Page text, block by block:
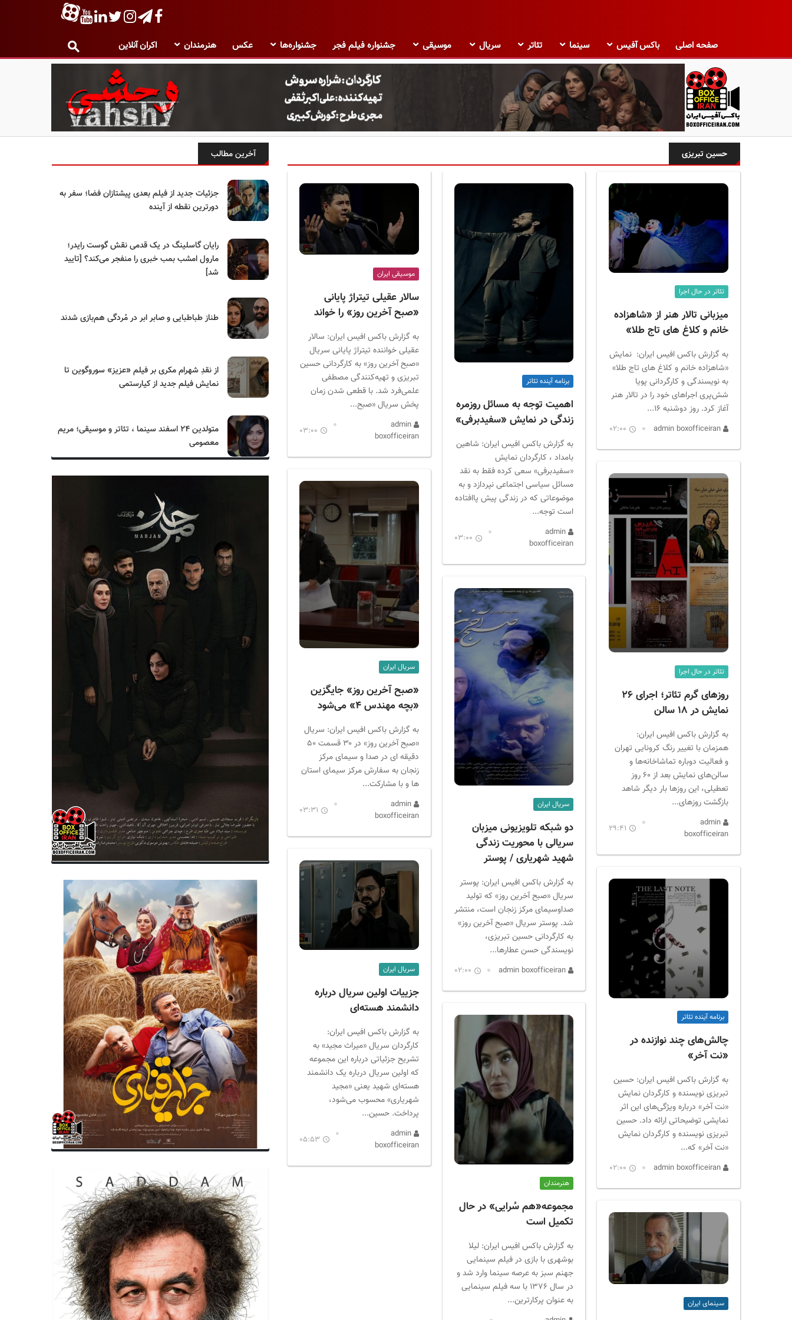
صفحه اصلی باکس آفیس سینما تئاتر سریال موسیقی جشنواره فیلم فجر جشنواره‌ها عکس هنرمندان اکران آنلاین
ب
ک
س
حسین تبریزی
تئاتر در حال اجرا
میزبانی تالار هنر از «شاهزاده
خانم و کلاغ های تاج طلا»
به گزارش باکس افیس ایران: نمایش
«شاهزاده خانم و کلاغ های تاج طلا»
به نویسندگی و کارگردانی پویا
شش‌پری اجراهای خود را در تالار هنر
آغاز کرد. روز دوشنبه ۱۶...
02:00
تئاتر در حال اجرا
روزهای گرم تئاتر؛ اجرای ۲۶
نمایش در ۱۸ سالن
به گزارش باکس افیس ایران:
همزمان با تغییر رنگ کرونایی تهران
و فعالیت دوباره تماشاخانه‌ها و
سالن‌های نمایش بعد از ۶۰ روز
تعطیلی، این روزها بار دیگر شاهد
بازگشت روزهای...
admin
boxofficeiran
29:41
برنامه آینده تئاتر
چالش‌های چند نوازنده در
«نت آخر»
به گزارش باکس افیس ایران: حسین
تبریزی نویسنده و کارگردان نمایش
«نت آخر» درباره ویژگی‌های این اثر
نمایشی توضیحاتی ارائه داد. حسین
تبریزی نویسنده و کارگردان نمایش
«نت آخر» که...
02:00
سینمای ایران
برنامه آینده تئاتر
اهمیت توجه به مسائل روزمره
زندگی در نمایش «سفیدبرفی»
به گزارش باکس افیس ایران: شاهین
بامداد ، کارگردان نمایش
«سفیدبرفی» سعی کرده فقط به نقد
مسائل سیاسی اجتماعی نپردازد و به
موضوعاتی که در زندگی پیش پاافتاده
است توجه...
admin
boxofficeiran
03:00
سریال ایران
دو شبکه تلویزیونی میزبان
سریالی با محوریت زندگی
شهید شهریاری / پوستر
به گزارش باکس افیس ایران: پوستر
سریال «صبح آخرین روز» که تولید
صداوسیمای مرکز زنجان است، منتشر
شد. پوستر سریال «صبح آخرین روز»
به کارگردانی حسین تبریزی،
نویسندگی حسن عطار‌ها...
admin boxofficeiran
02:00
هنرمندان
مجموعه«هم سُرایی» در حال
تکمیل است
به گزارش باکس افیس ایران: لیلا
بوشهری با بازی در فیلم سینمایی
جهنم سبز به عرصه سینما وارد شد و
در سال ۱۳۷۶ با سه فیلم سینمایی
به عنوان پرکارترین...
موسیقی ایران
سالار عقیلی تیتراژ پایانی
«صبح آخرین روز» را خواند
به گزارش باکس افیس ایران: سالار
عقیلی خواننده تیتراژ پایانی سریال
«صبح آخرین روز» به کارگردانی حسین
تبریزی و تهیه‌کنندگی مصطفی
علمی‌فرد شد. با قطعی شدن زمان
پخش سریال «صبح...
admin
boxofficeiran
03:00
سریال ایران
«صبح آخرین روز» جایگزین
«بچه مهندس ۴» می‌شود
به گزارش باکس افیس ایران: سریال
«صبح آخرین روز» در ۳۰ قسمت ۵۰
دقیقه ای در صدا و سیمای مرکز
زنجان به سفارش مرکز سیمای استان
ها و با مشارکت...
admin
boxofficeiran
03:31
سریال ایران
جزییات اولین سریال درباره
دانشمند هسته‌ای
به گزارش باکس افیس ایران:
کارگردان سریال «میراث مجید» به
تشریح جزئیاتی درباره این مجموعه
که اولین سریال درباره یک دانشمند
هسته‌ای شهید یعنی «مجید
شهریاری» محسوب می‌شود،
پرداخت. حسین...
admin
boxofficeiran
05:53
آخرین مطالب
جزئیات جدید از فیلم بعدی پیشتازان فضا؛ سفر به
دورترین نقطه از آینده
رایان گاسلینگ در یک قدمی نقش گوست رایدر؛
مارول امشب بمب خبری را منفجر می‌کند؟ [تایید
شد]
طناز طباطبایی و صابر ابر در مُردگی هم‌بازی شدند
از نقدِ شهرام مکری بر فیلم «عزیز» سوروگوین تا
نمایش فیلم جدید از کیارستمی
متولدین ۲۴ اسفند سینما ، تئاتر و موسیقی؛ مریم
معصومی